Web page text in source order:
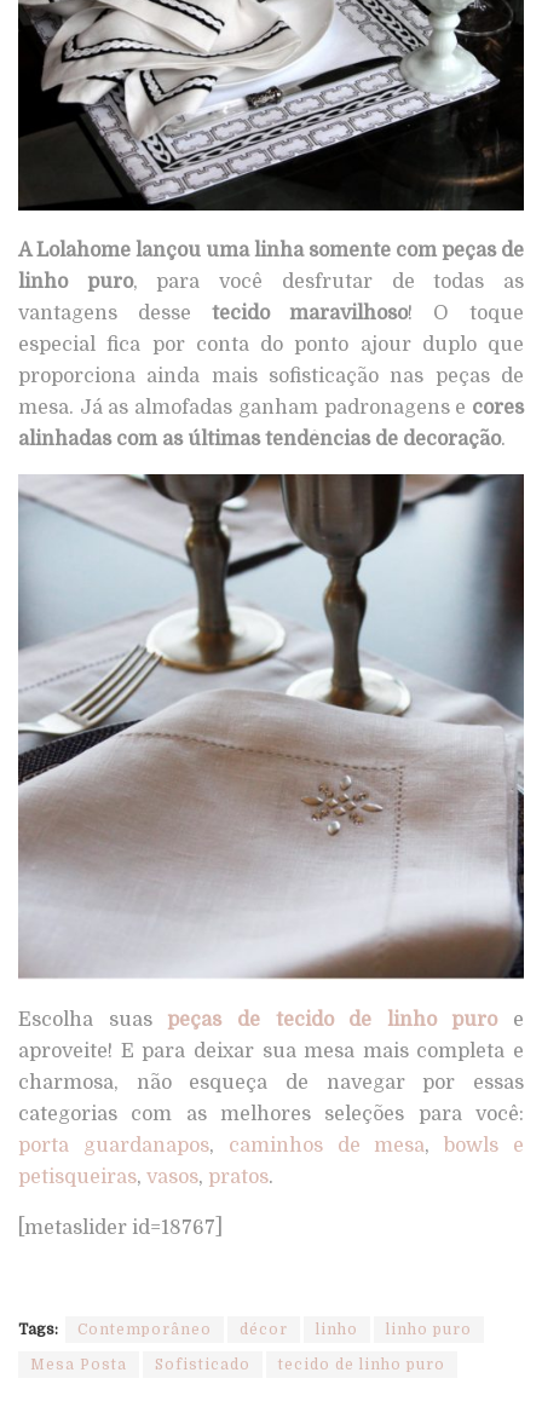
A Lolahome lançou uma linha somente com peças de
linho puro, para você desfrutar de todas as
vantagens desse tecido maravilhoso! O toque
especial fica por conta do ponto ajour duplo que
proporciona ainda mais sofisticação nas peças de
mesa. Já as almofadas ganham padronagens e cores
alinhadas com as últimas tendências de decoração.
Escolha suas peças de tecido de linho puro
e
aproveite! E para deixar sua mesa mais completa e
charmosa, não esqueça de navegar por essas
categorias com as melhores seleções para você:
porta guardanapos, caminhos de mesa, bowls e
petisqueiras, vasos, pratos.
[metaslider id=18767]
Tags: Contemporâneo décor linho linho puro
Mesa Posta Sofisticado tecido de linho puro